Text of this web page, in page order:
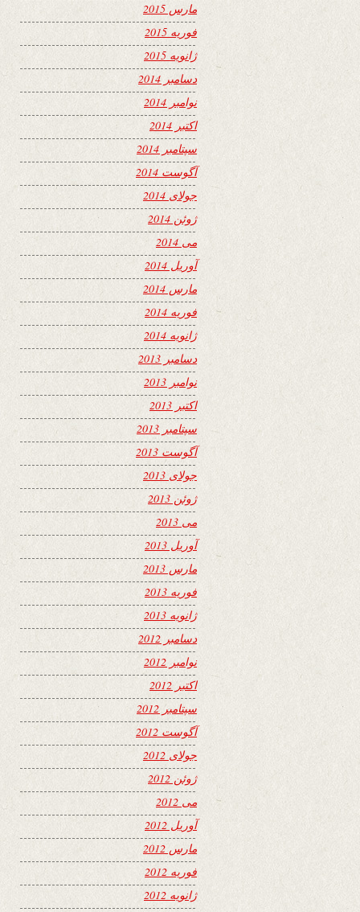
مارس 2015
فوریه 2015
ژانویه 2015
دسامبر 2014
نوامبر 2014
اکتبر 2014
سپتامبر 2014
آگوست 2014
جولای 2014
ژوئن 2014
می 2014
آوریل 2014
مارس 2014
فوریه 2014
ژانویه 2014
دسامبر 2013
نوامبر 2013
اکتبر 2013
سپتامبر 2013
آگوست 2013
جولای 2013
ژوئن 2013
می 2013
آوریل 2013
مارس 2013
فوریه 2013
ژانویه 2013
دسامبر 2012
نوامبر 2012
اکتبر 2012
سپتامبر 2012
آگوست 2012
جولای 2012
ژوئن 2012
می 2012
آوریل 2012
مارس 2012
فوریه 2012
ژانویه 2012